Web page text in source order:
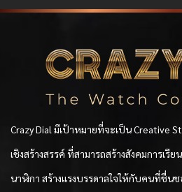
Crazy Dial มีเป้าหมายที่จะเป็น Creative
เชิงสร้างสรรค์ ที่สามารถสร้างสังคมการเรี
นาฬิกา สร้างแรงบรรดาลใจให้กับคนที่ชื่น